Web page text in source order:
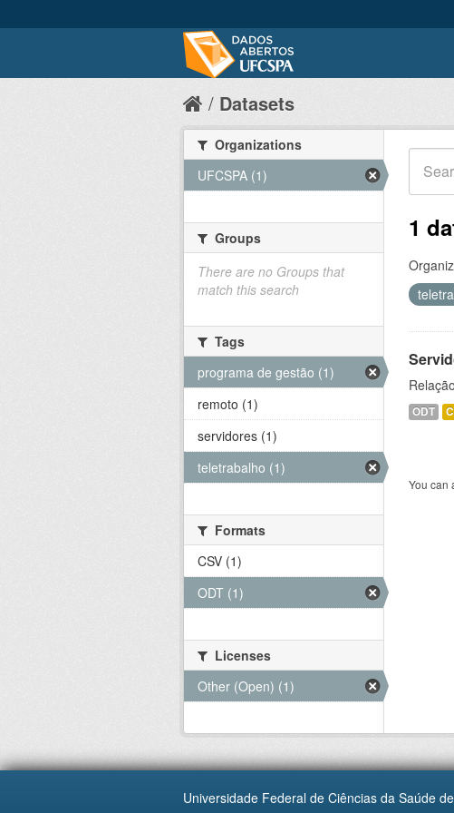
Datasets
1
ODT
You can
Organizations
UFCSPA (1)
Groups
There are no Groups that
match this search
Tags
programa de gestão (1)
remoto (1)
servidores (1)
teletrabalho (1)
Formats
CSV (1)
ODT (1)
Licenses
Other (Open) (1)
Universidade Federal de Ciências da Saúde